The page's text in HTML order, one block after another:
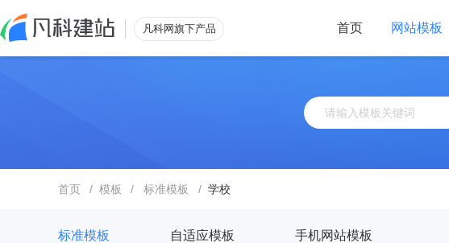
凡科网旗下产品 首页 网站模板
首页 / 模板 / 标准模板 / 学校
标准模板 自适应模板 手机网站模板